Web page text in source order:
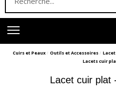
Cuirs et Peaux Outils et Accessoires
Lacets cuir
Lacet cuir plat